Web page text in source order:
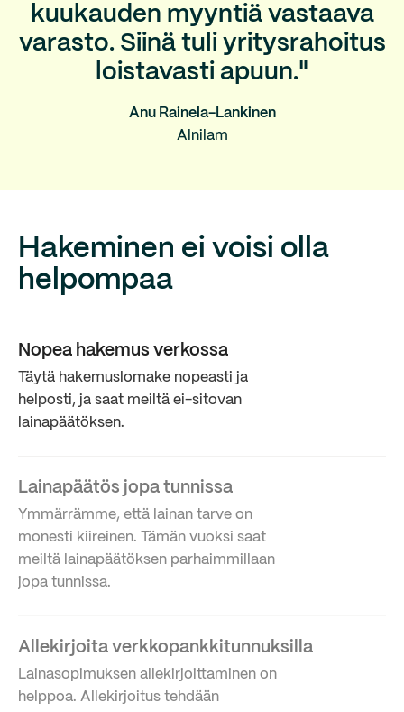
kuukauden myyntiä vastaava
varasto. Siinä tuli yritysrahoitus
loistavasti apuun."
Anu Rainela-Lankinen
Alnilam
Hakeminen ei voisi olla
helpompaa
Nopea hakemus verkossa
Täytä hakemuslomake nopeasti ja
helposti, ja saat meiltä ei-sitovan
lainapäätöksen.
Lainapäätös jopa tunnissa
Ymmärrämme, että lainan tarve on
monesti kiireinen. Tämän vuoksi saat
meiltä lainapäätöksen parhaimmillaan
jopa tunnissa.
Allekirjoita verkkopankkitunnuksilla
Lainasopimuksen allekirjoittaminen on
helppoa. Allekirjoitus tehdään